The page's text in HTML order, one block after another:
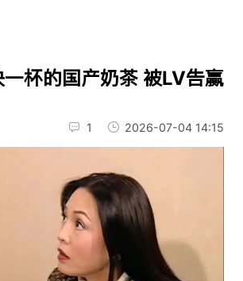
杯的国产奶茶 被LV告赢
1 2026-07-04 14:15